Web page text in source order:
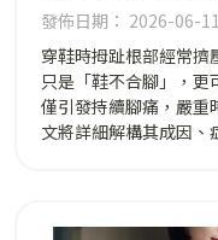
發佈日期： 2026-06-11
穿鞋時拇趾根部經常
只是「鞋不合腳」，
僅引發持續腳痛，嚴重
文將詳細解構其成因、